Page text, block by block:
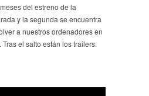
del estreno de la
y la segunda se encuentra
a nuestros ordenadores en
el salto están los trailers.